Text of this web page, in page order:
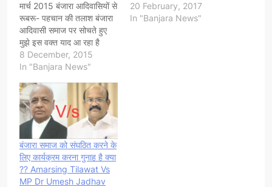
मार्च 2015 बंजारा आदिवासियों से
रूबरू- पहचान की तलाश बंजारा
आदिवासी समाज पर सोचते हुए
मुझे इस वक्त याद आ रहा है
बंगलुरु जब वहां अखिल भारतीय
बंजारा भाषा सेमिनार आयोजित
प्रतिष्ठित बुद्धिजीवियों से मेरा
परिचय वहीँ हुआ था. वैसे…
8 December, 2015
In "Banjara News"
20 February, 2017
In "Banjara News"
बंजारा समाज को संघठित करने के
लिए कार्यक्रम करना गुनाह है क्या
?? Amarsing Tilawat Vs
MP Dr Umesh Jadhav